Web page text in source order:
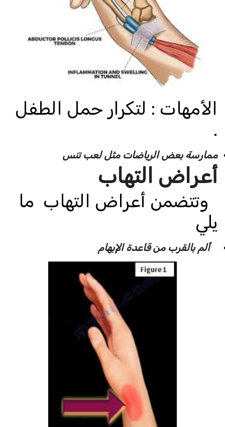
الأمهات : لتكرار حمل الطفل
ممارسة بعض الرياضات مثل لعب تنس
أعراض التهاب
وتتضمن أعراض التهاب ما
يلي
ألم بالقرب من قاعدة الإبهام